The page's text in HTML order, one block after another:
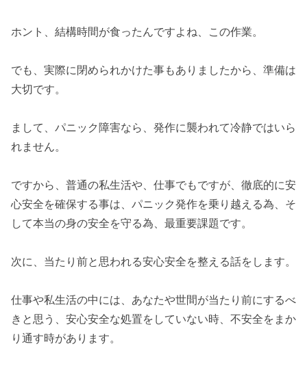
ホント、結構時間が食ったんですよね、この作業。
でも、実際に閉められかけた事もありましたから、準備は
大切です。
まして、パニック障害なら、発作に襲われて冷静ではいら
れません。
ですから、普通の私生活や、仕事でもですが、徹底的に安
心安全を確保する事は、パニック発作を乗り越える為、そ
して本当の身の安全を守る為、最重要課題です。
次に、当たり前と思われる安心安全を整える話をします。
仕事や私生活の中には、あなたや世間が当たり前にするべ
きと思う、安心安全な処置をしていない時、不安全をまか
り通す時があります。